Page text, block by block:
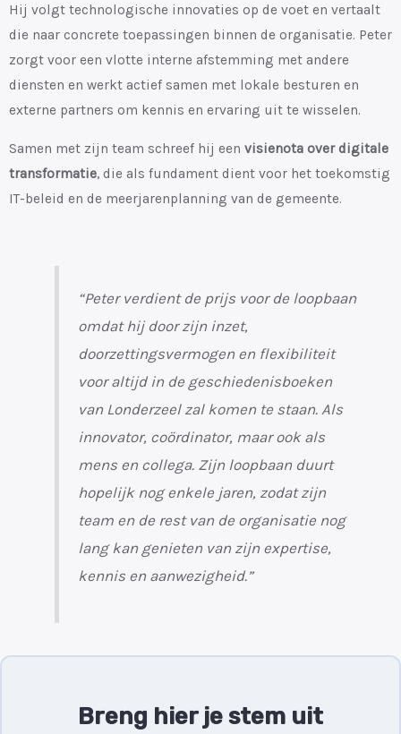
Hij volgt technologische innovaties op de voet en vertaalt
die naar concrete toepassingen binnen de organisatie. Peter
zorgt voor een vlotte interne afstemming met andere
diensten en werkt actief samen met lokale besturen en
externe partners om kennis en ervaring uit te wisselen.
Samen met zijn team schreef hij een visienota over digitale
transformatie, die als fundament dient voor het toekomstig
IT-beleid en de meerjarenplanning van de gemeente.
“Peter verdient de prijs voor de loopbaan
omdat hij door zijn inzet,
doorzettingsvermogen en flexibiliteit
voor altijd in de geschiedenisboeken
van Londerzeel zal komen te staan. Als
innovator, coördinator, maar ook als
mens en collega. Zijn loopbaan duurt
hopelijk nog enkele jaren, zodat zijn
team en de rest van de organisatie nog
lang kan genieten van zijn expertise,
kennis en aanwezigheid.”
Breng hier je stem uit